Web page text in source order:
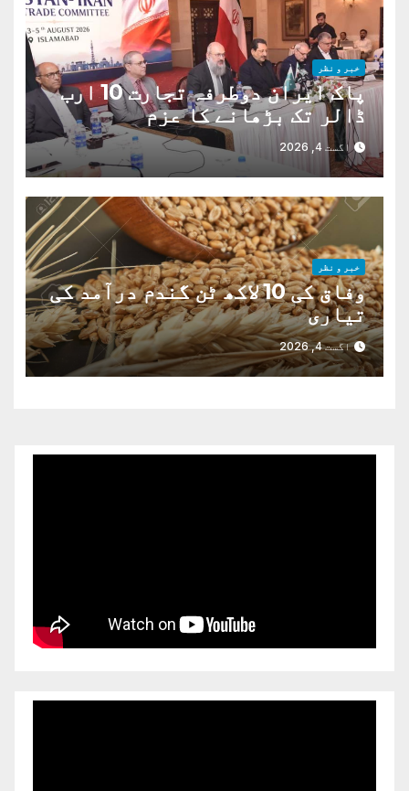
خبر و نظر
پاک ایران دوطرفہ تجارت 10 ارب
ڈالر تک بڑھانے کا عزم
اگست 4, 2026
خبر و نظر
وفاق کی 10 لاکھ ٹن گندم درآمد کی
تیاری
اگست 4, 2026